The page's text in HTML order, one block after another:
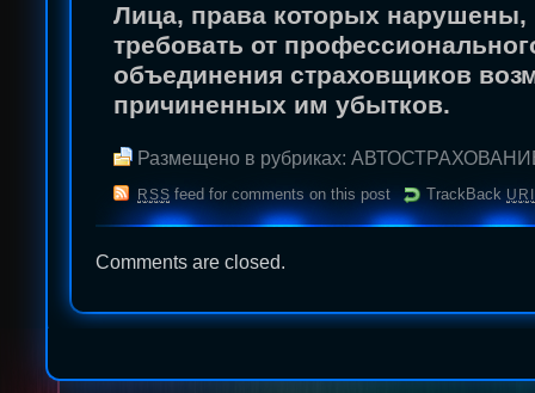
Лица, права которых нарушены,
требовать от
объединения страховщиков
причиненных им убытков.
Размещено в рубриках:
RSS feed for comments on this post TrackBack URI
Comments are closed.